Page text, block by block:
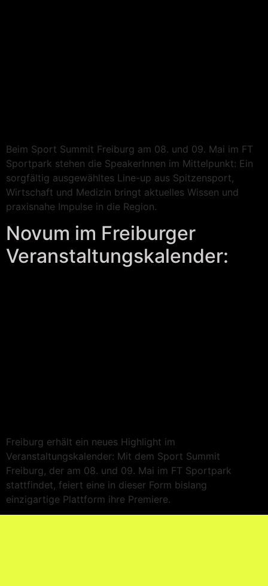
Beim Sport Summit Freiburg am 08. und 09. Mai im FT
Sportpark stehen die SpeakerInnen im Mittelpunkt: Ein
sorgfältig ausgewähltes Line-up aus Spitzensport,
Wirtschaft und Medizin bringt aktuelles Wissen und
praxisnahe Impulse in die Region.
Novum im Freiburger
Veranstaltungskalender:
Freiburg erhält ein neues Highlight im
Veranstaltungskalender: Mit dem Sport Summit
Freiburg, der am 08. und 09. Mai im FT Sportpark
stattfindet, feiert eine in dieser Form bislang
einzigartige Plattform ihre Premiere.